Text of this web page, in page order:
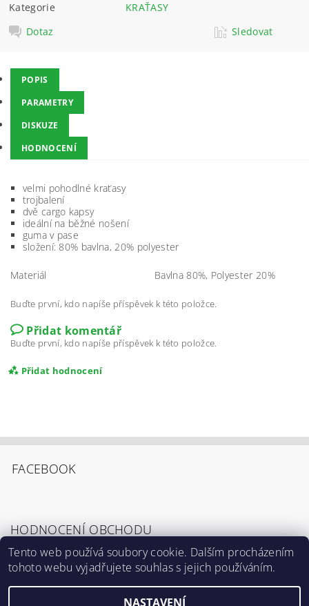
Kategorie
KRAŤASY
Dotaz
Sledovat
POPIS
PARAMETRY
DISKUZE
HODNOCENÍ
velmi pohodlné kraťasy
trojbalení
dvě cargo kapsy
ideální na běžné nošení
guma v pase
složení: 80% bavlna, 20% polyester
Materiál Bavlna 80%, Polyester 20%
Buďte první, kdo napíše příspěvek k této položce.
Přidat komentář
Buďte první, kdo napíše příspěvek k této položce.
Přidat hodnocení
Souhlasím sPodmínkami ochrany osobních
FACEBOOK
HODNOCENÍ OBCHODU
Zobrazit všechna hodnocení obchodu
Tento web používá soubory cookie. Dalším procházením
tohoto webu vyjadřujete souhlas s jejich používáním.
NASTAVENÍ